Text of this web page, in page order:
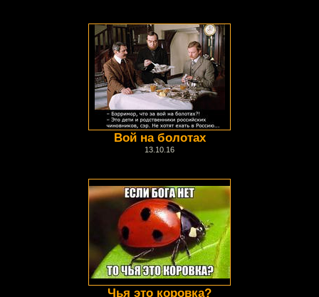
Вой на болотах
13.10.16
Чья это коровка?